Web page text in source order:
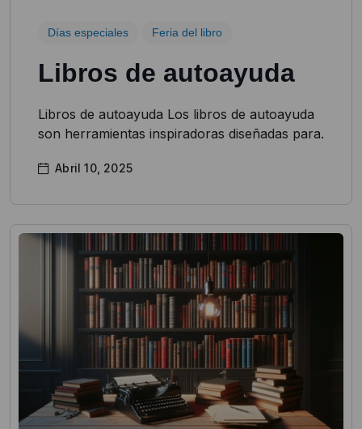
Días especiales Feria del libro
Libros de autoayuda
Libros de autoayuda Los libros de autoayuda
son herramientas inspiradoras diseñadas para.
Abril 10, 2025